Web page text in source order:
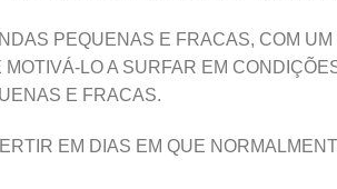
PEQUENAS E FRACAS, COM
LO A SURFAR EM
E FRACAS.
EM DIAS EM QUE